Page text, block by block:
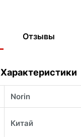
Отзывы
Характеристики
Norin
Китай